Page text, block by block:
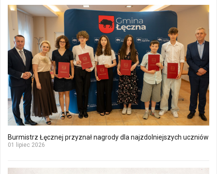
Burmistrz Łęcznej przyznał nagrody dla najzdolniejszych uczniów
01 lipiec 2026